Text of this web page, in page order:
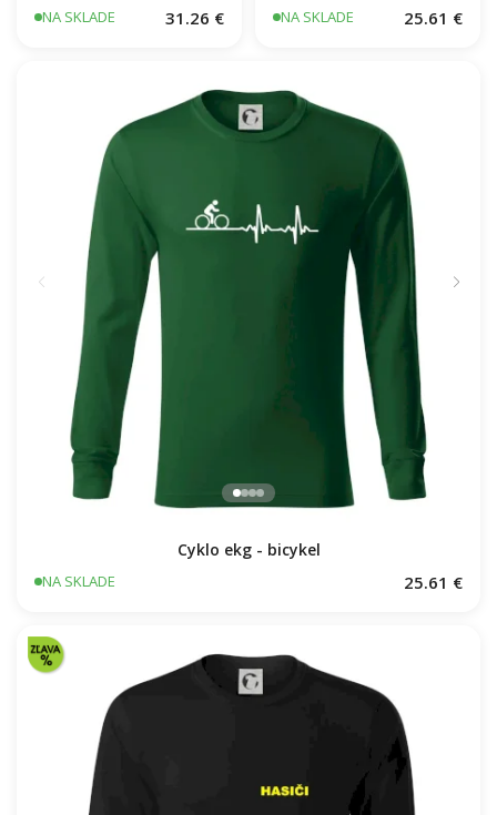
NA SKLADE 31.26 € NA SKLADE 25.61 €
Cyklo ekg - bicykel
NA SKLADE 25.61 €